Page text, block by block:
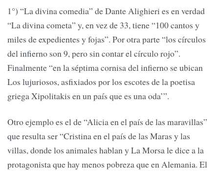
1°) “La divina comedia” de Dante Alighieri es en verdad
“La divina cometa” y, en vez de 33, tiene “100 cantos y
miles de expedientes y fojas”. Por otra parte “los círculos
del infierno son 9, pero sin contar el círculo rojo”.
Finalmente “en la séptima cornisa del infierno se ubican
Los lujuriosos, asfixiados por los escotes de la poetisa
griega Xipolitakis en un país que es una oda’”.
Otro ejemplo es el de “Alicia en el país de las maravillas”
que resulta ser “Cristina en el país de las Maras y las
villas, donde los animales hablan y La Morsa le dice a la
protagonista que hay menos pobreza que en Alemania. El